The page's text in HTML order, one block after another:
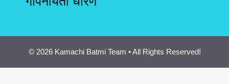
© 2026 Kamachi Batmi Team • All Rights Reserved!